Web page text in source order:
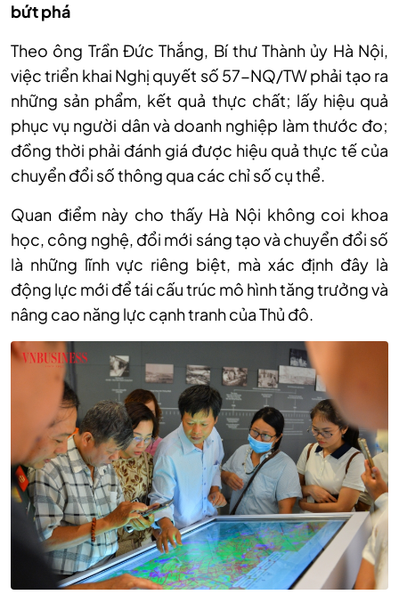
bứt phá
Theo ông Trần Đức Thắng, Bí thư Thành ủy Hà Nội,
việc triển khai Nghị quyết số 57-NQ/TW phải tạo ra
những sản phẩm, kết quả thực chất; lấy hiệu quả
phục vụ người dân và doanh nghiệp làm thước đo;
đồng thời phải đánh giá được hiệu quả thực tế của
chuyển đổi số thông qua các chỉ số cụ thể.
Quan điểm này cho thấy Hà Nội không coi khoa
học, công nghệ, đổi mới sáng tạo và chuyển đổi số
là những lĩnh vực riêng biệt, mà xác định đây là
động lực mới để tái cấu trúc mô hình tăng trưởng và
nâng cao năng lực cạnh tranh của Thủ đô.